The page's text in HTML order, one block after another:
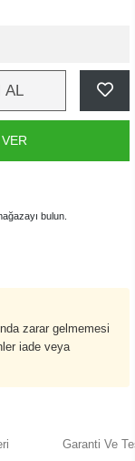
AL
bulun.
zarar gelmemesi
iade veya
Garanti Ve